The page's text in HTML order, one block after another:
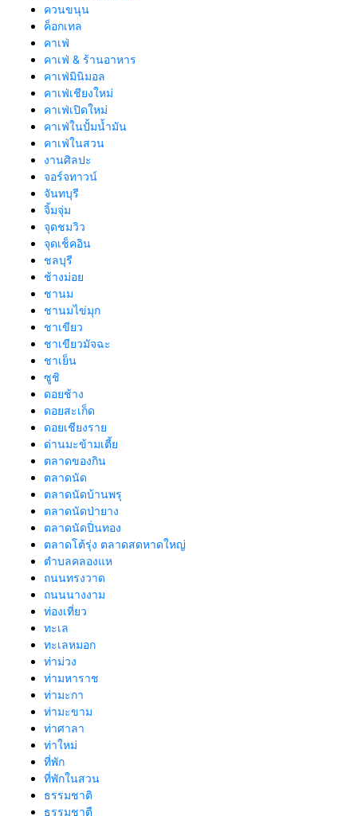
ควนขนุน
ค็อกเทล
คาเฟ่
คาเฟ่ & ร้านอาหาร
คาเฟ่มินิมอล
คาเฟ่เชียงใหม่
คาเฟ่เปิดใหม่
คาเฟ่ในปั้มน้ำมัน
คาเฟ่ในสวน
งานศิลปะ
จอร์จทาวน์
จันทบุรี
จิ้มจุ่ม
จุดชมวิว
จุดเช็คอิน
ชลบุรี
ช้างม่อย
ชานม
ชานมไข่มุก
ชาเขียว
ชาเขียวมัจฉะ
ชาเย็น
ซูชิ
ดอยช้าง
ดอยสะเก็ด
ดอยเชียงราย
ด่านมะข้ามเตี้ย
ตลาดของกิน
ตลาดนัด
ตลาดนัดบ้านพรุ
ตลาดนัดป่ายาง
ตลาดนัดปิ่นทอง
ตลาดโต้รุ่ง ตลาดสดหาดใหญ่
ตำบลคลองแห
ถนนทรงวาด
ถนนนางงาม
ท่องเที่ยว
ทะเล
ทะเลหมอก
ท่าม่วง
ท่ามหาราช
ท่ามะกา
ท่ามะขาม
ท่าศาลา
ท่าใหม่
ที่พัก
ที่พักในสวน
ธรรมชาติ
ธรรมชาตื